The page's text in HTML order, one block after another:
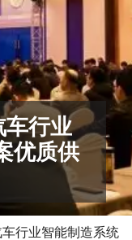
车行业
优质供
行业智能制造系统